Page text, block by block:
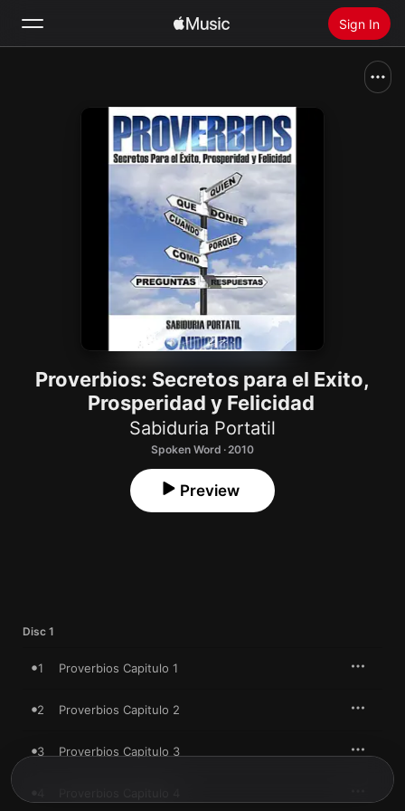
Sign In
Install Apple Music
Proverbios: Secretos para el Exito,
Prosperidad y Felicidad
Sabiduria Portatil
Spoken Word · 2010
Preview
Disc 1
1 Proverbios Capitulo 1
2 Proverbios Capitulo 2
3 Proverbios Capitulo 3